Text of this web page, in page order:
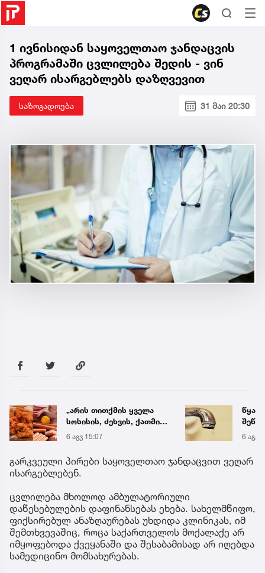
1 ივნისიდან საყოველთაო ჯანდაცვის
პროგრამაში ცვლილება შედის - ვინ
ვეღარ ისარგებლებს დაზღვევით
საზოგადოება 31 მაი 20:30
„არის თითქმის ყველა
სოსისის, ძეხვის, ქათმის
„ნაგეთსებსა“ და
ნახევარფაბრიკატებში“ -
სურსათის უვნებლობის
სპეციალისტის მიმართვა
6 აგვ 15:07 6 აგვ
გარკვეული პირები საყოველთაო ჯანდაცვით ვეღარ
ისარგებლებენ.
ცვლილება მხოლოდ ამბულატორიული
დაწესებულების დაფინანსებას ეხება. სახელმწიფო,
ფიქსირებულ ანაზღაურებას უხდიდა კლინიკას, იმ
შემთხვევაშიც, როცა საქართველოს მოქალაქე არ
იმყოფებოდა ქვეყანაში და შესაბამისად არ იღებდა
სამედიცინო მომსახურებას.